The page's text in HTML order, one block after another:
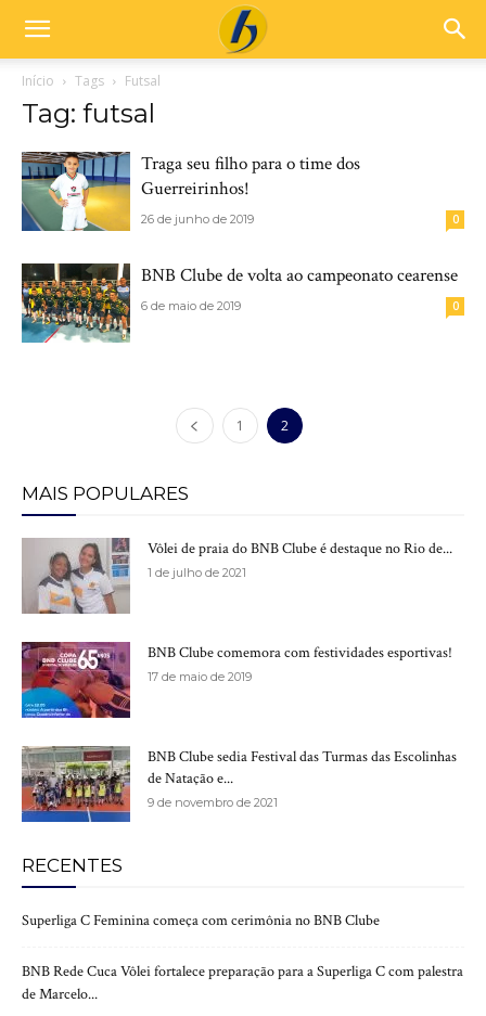
Início Tags Futsal
Tag: futsal
Traga seu filho para o time dos
Guerreirinhos!
26 de junho de 2019 0
BNB Clube de volta ao campeonato cearense
6 de maio de 2019 0
1 2
MAIS POPULARES
Vôlei de praia do BNB Clube é destaque no Rio de...
1 de julho de 2021
BNB Clube comemora com festividades esportivas!
17 de maio de 2019
BNB Clube sedia Festival das Turmas das Escolinhas
de Natação e...
9 de novembro de 2021
RECENTES
Superliga C Feminina começa com cerimônia no BNB Clube
BNB Rede Cuca Vôlei fortalece preparação para a Superliga C com palestra
de Marcelo...